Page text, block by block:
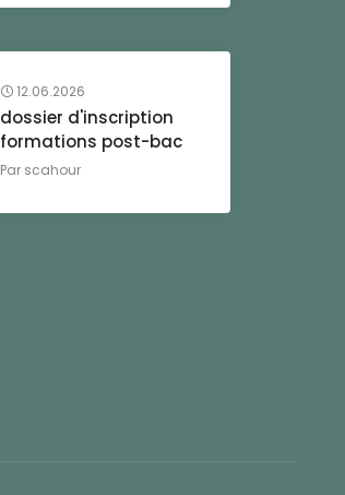
12.06.2026
dossier d'inscription
formations post-bac
Par scahour